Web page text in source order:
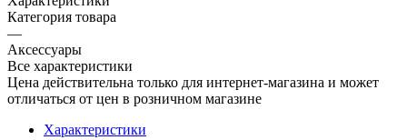
Категория товара
—
Аксессуары
Все характеристики
Цена действительна только для интернет-магазина и может
отличаться от цен в розничном магазине
Характеристики